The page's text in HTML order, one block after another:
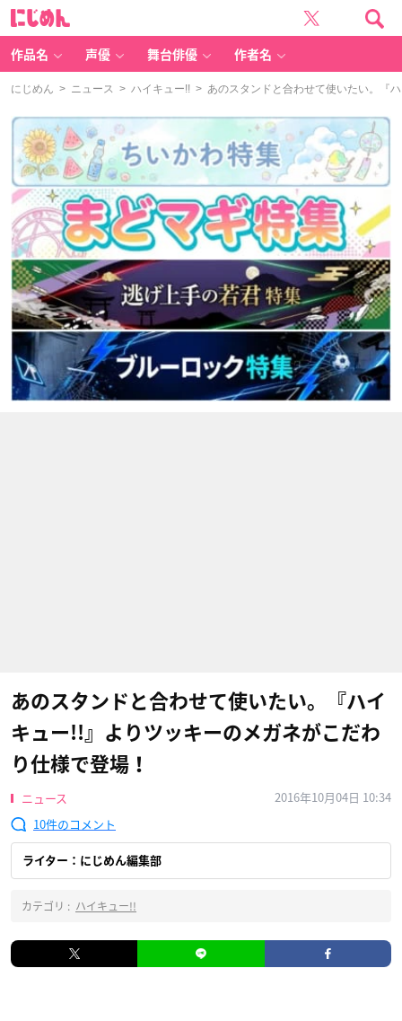
作品名 声優 舞台俳優 作者名
にじめん > ニュース > ハイキュー!! > あのスタンドと合わせて使いたい。『
あのスタンドと合わせて使いたい。『ハイ
キュー!!』よりツッキーのメガネがこだわ
り仕様で登場！
ニュース
2016年10月04日 10:34
10
ライター：にじめん編集部
カテゴリ : ハイキュー!!